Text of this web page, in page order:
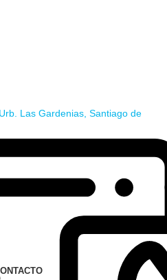
Las Gardenias, Santiago de